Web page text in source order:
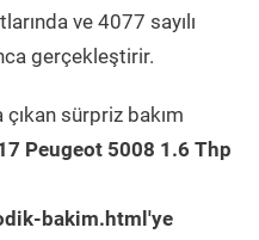
ve 4077 sayılı
gerçekleştirir.
sürpriz bakım
Peugeot 5008 1.6 Thp
bakim.html'ye